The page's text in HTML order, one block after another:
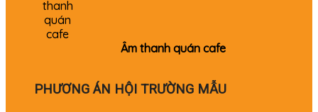
Âm thanh quán cafe
PHƯƠNG ÁN HỘI TRƯỜNG MẪU